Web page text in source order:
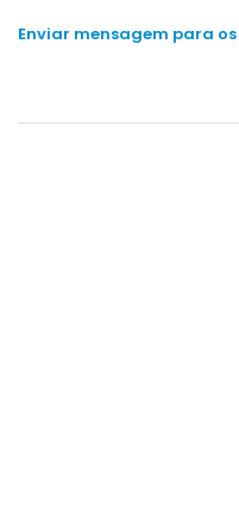
Enviar mensagem para